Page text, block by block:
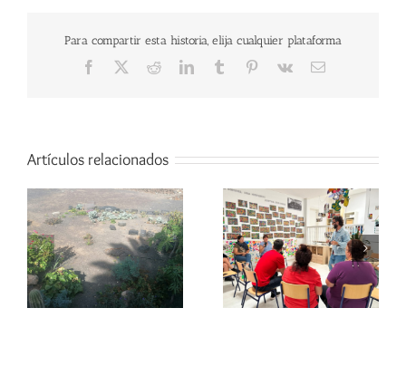
Para compartir esta historia, elija cualquier plataforma
Facebook RedditLinkedInTumblr Pinterest
Vk
Correo
Artículos relacionados